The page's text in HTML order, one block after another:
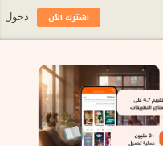
اشترك الآن دخول